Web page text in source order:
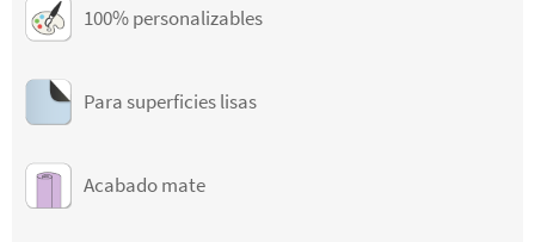
100% personalizables
Para superficies lisas
Acabado mate